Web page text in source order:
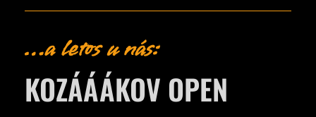
…a letos u nás:
KOZÁÁÁKOV OPEN